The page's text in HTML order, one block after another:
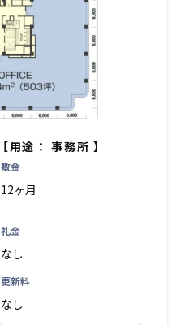
【用途：事務所 】
敷金
12ヶ月
礼金
なし
更新料
なし